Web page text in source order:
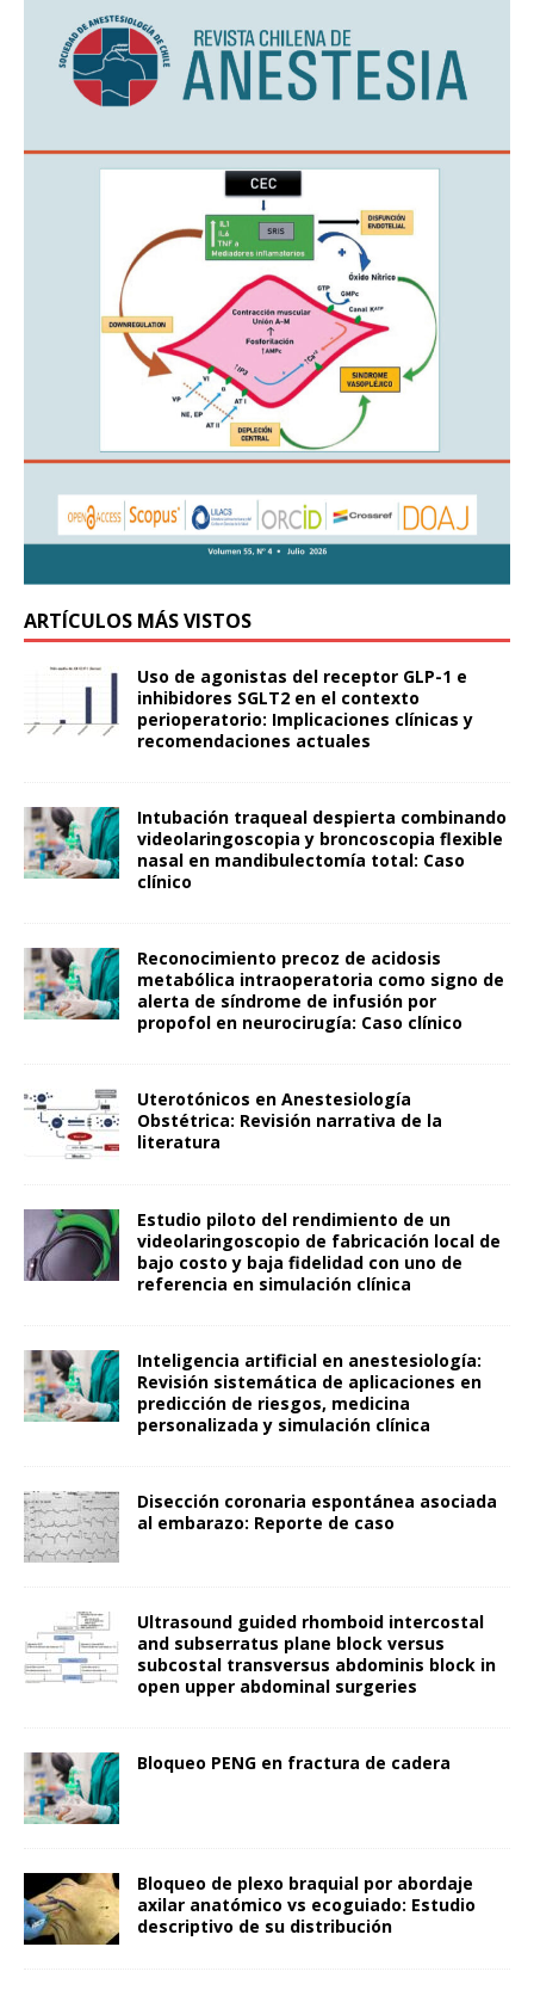
ARTÍCULOS MÁS VISTOS
Uso de agonistas del receptor GLP-1 e
inhibidores SGLT2 en el contexto
perioperatorio: Implicaciones clínicas y
recomendaciones actuales
Intubación traqueal despierta combinando
videolaringoscopia y broncoscopia flexible
nasal en mandibulectomía total: Caso
clínico
Reconocimiento precoz de acidosis
metabólica intraoperatoria como signo de
alerta de síndrome de infusión por
propofol en neurocirugía: Caso clínico
Uterotónicos en Anestesiología
Obstétrica: Revisión narrativa de la
literatura
Estudio piloto del rendimiento de un
videolaringoscopio de fabricación local de
bajo costo y baja fidelidad con uno de
referencia en simulación clínica
Inteligencia artificial en anestesiología:
Revisión sistemática de aplicaciones en
predicción de riesgos, medicina
personalizada y simulación clínica
Disección coronaria espontánea asociada
al embarazo: Reporte de caso
Ultrasound guided rhomboid intercostal
and subserratus plane block versus
subcostal transversus abdominis block in
open upper abdominal surgeries
Bloqueo PENG en fractura de cadera
Bloqueo de plexo braquial por abordaje
axilar anatómico vs ecoguiado: Estudio
descriptivo de su distribución